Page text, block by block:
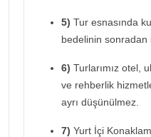
5) Tur esnasında
bedelinin sonradan
6) Turlarımız otel,
ve rehberlik
ayrı düşünülmez.
7) Yurt İçi